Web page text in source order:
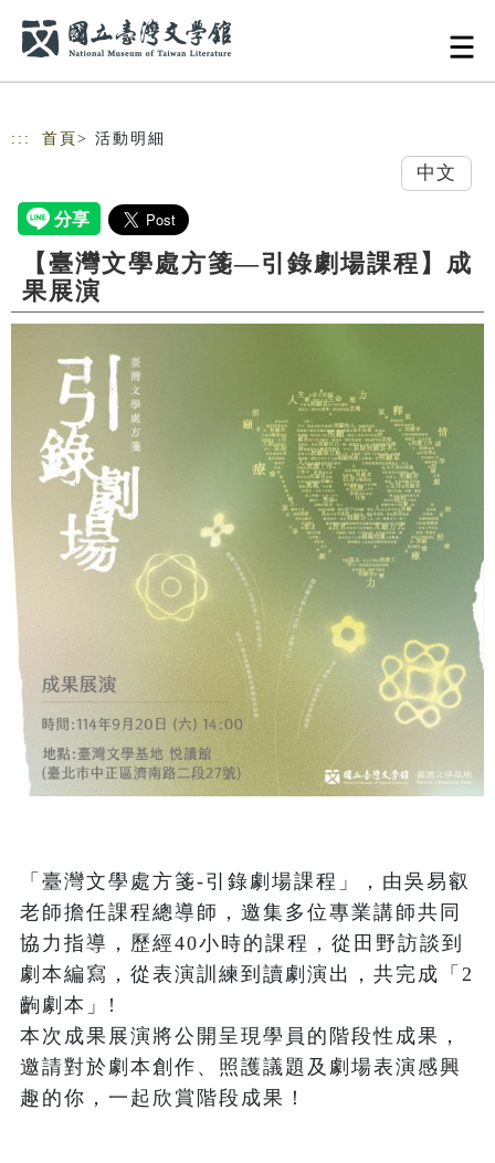
::: 首頁 > 活動明細
中文
【臺灣文學處方箋—引錄劇場課程】成
果展演
「臺灣文學處方箋-引錄劇場課程」，由吳易叡
老師擔任課程總導師，邀集多位專業講師共同
協力指導，歷經40小時的課程，從田野訪談到
劇本編寫，從表演訓練到讀劇演出，共完成「2
齣劇本」!
本次成果展演將公開呈現學員的階段性成果，
邀請對於劇本創作、照護議題及劇場表演感興